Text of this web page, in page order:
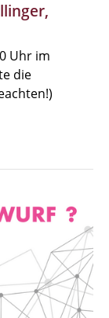
Uhr im
die